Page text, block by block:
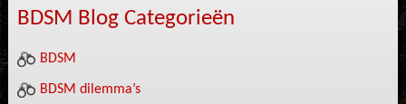
BDSM Blog Categorieën
BDSM
BDSM dilemma’s